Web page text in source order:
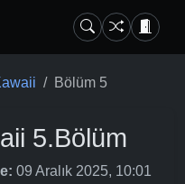
Bölüm 5
5.Bölüm
09 Aralık 2025, 10:01